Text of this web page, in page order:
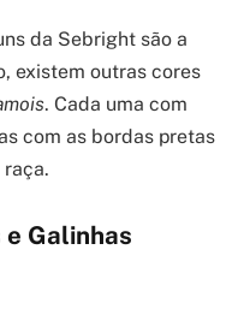
da Sebright são a
existem outras cores
. Cada uma com
com as bordas pretas
Galinhas